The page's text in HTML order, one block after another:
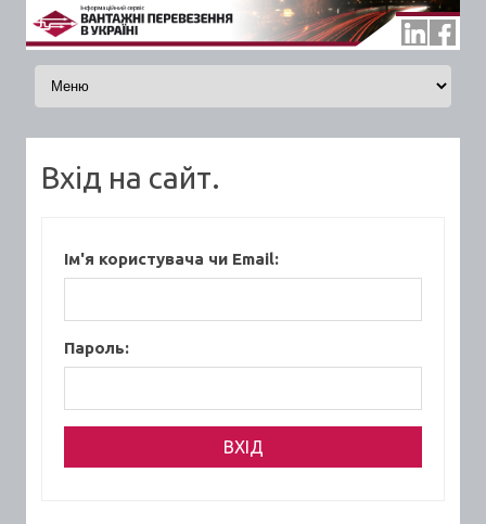
Skip to content
Вхід на сайт.
Ім'я користувача чи Email:
Пароль: